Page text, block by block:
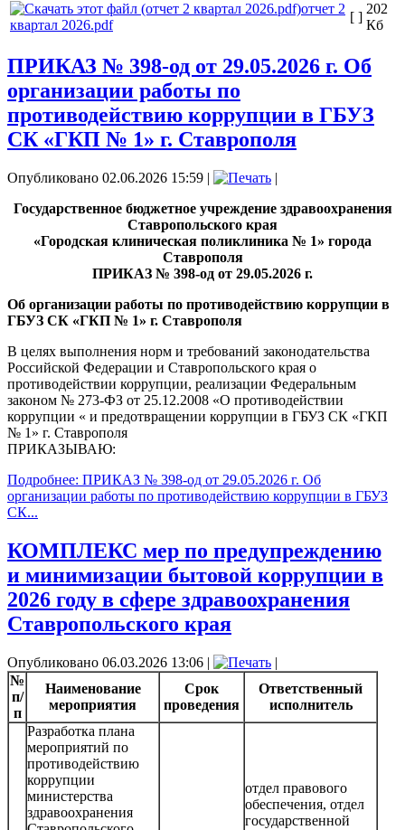
отчет 2
квартал 2026.pdf
[ ]
202
Кб
ПРИКАЗ № 398-од от 29.05.2026 г. Об
организации работы по
противодействию коррупции в ГБУЗ
СК «ГКП № 1» г. Ставрополя
Опубликовано 02.06.2026 15:59 |
|
Государственное бюджетное учреждение здравоохранения
Ставропольского края
«Городская клиническая поликлиника № 1» города
Ставрополя
ПРИКАЗ № 398-од от 29.05.2026 г.
Об организации работы по противодействию коррупции в
ГБУЗ СК «ГКП № 1» г. Ставрополя
В целях выполнения норм и требований законодательства
Российской Федерации и Ставропольского края о
противодействии коррупции, реализации Федеральным
законом № 273-ФЗ от 25.12.2008 «О противодействии
коррупции « и предотвращении коррупции в ГБУЗ СК «ГКП
№ 1» г. Ставрополя
ПРИКАЗЫВАЮ:
Подробнее: ПРИКАЗ № 398-од от 29.05.2026 г. Об
организации работы по противодействию коррупции в ГБУЗ
СК...
КОМПЛЕКС мер по предупреждению
и минимизации бытовой коррупции в
2026 году в сфере здравоохранения
Ставропольского края
Опубликовано 06.03.2026 13:06 |
|
№
п/
п
Наименование
мероприятия
Срок
проведения
Ответственный
исполнитель
Разработка плана
мероприятий по
противодействию
коррупции
министерства
здравоохранения
отдел правового
обеспечения, отдел
государственной